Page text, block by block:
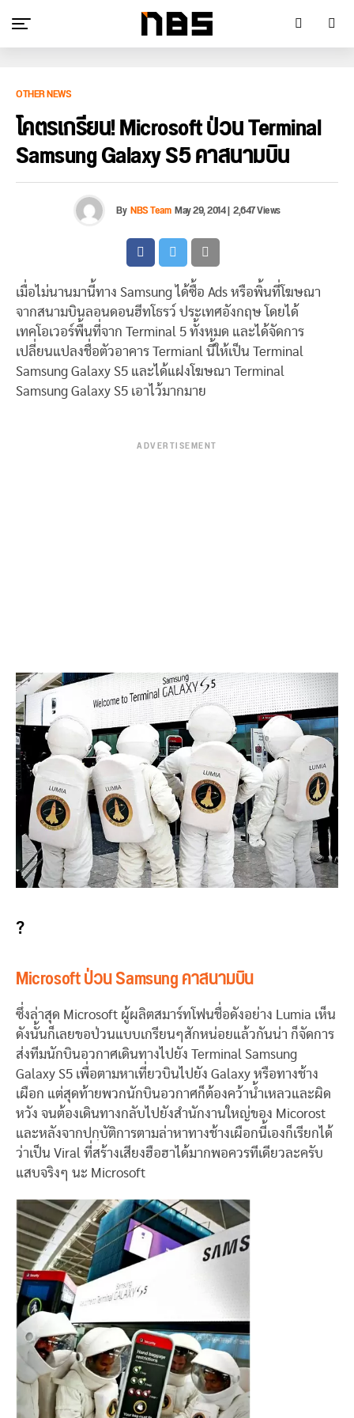
OTHER NEWS
โคตรเกรียน! Microsoft ป่วน Terminal
Samsung Galaxy S5 คาสนามบิน
ByNBS TeamMay 29, 2014|2,647 Views
เมื่อไม่นานมานี้ทาง Samsung ได้ซื้อ Ads หรือพิ้นที่โฆษณา
จากสนามบินลอนดอนฮีทโธรว์ ประเทศอังกฤษ โดยได้
เทคโอเวอร์พื้นที่จาก Terminal 5 ทั้งหมด และได้จัดการ
เปลี่ยนแปลงชื่อตัวอาคาร Termianl นี้ให้เป็น Terminal
Samsung Galaxy S5 และได้แฝงโฆษณา Terminal
Samsung Galaxy S5 เอาไว้มากมาย
ADVERTISEMENT
?
Microsoft ป่วน Samsung คาสนามบิน
ซึ่งล่าสุด Microsoft ผู้ผลิตสมาร์ทโฟนชื่อดังอย่าง Lumia เห็น
ดังนั้นก็เลยขอป่วนแบบเกรียนๆสักหน่อยแล้วกันน่า ก็จัดการ
ส่งทีมนักบินอวกาศเดินทางไปยัง Terminal Samsung
Galaxy S5 เพื่อตามหาเที่ยวบินไปยัง Galaxy หรือทางช้าง
เผือก แต่สุดท้ายพวกนักบินอวกาศก็ต้องคว้าน้ำเหลวและผิด
หวัง จนต้องเดินทางกลับไปยังสำนักงานใหญ่ของ Micorost
และหลังจากปกฺบัติการตามล่าหาทางช้างเผือกนี้เองก็เรียกได้
ว่าเป็น Viral ที่สร้างเสียงฮือฮาได้มากพอควรทีเดียวละครับ
แสบจริงๆ นะ Microsoft